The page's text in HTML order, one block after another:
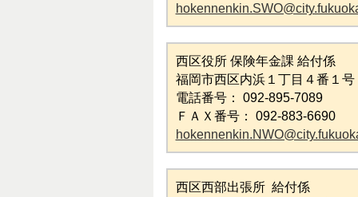
西区役所 保険年金課 給付係
福岡市西区内浜１丁目４番１号
電話番号： 092-895-7089
ＦＡＸ番号： 092-883-6690
西区西部出張所 給付係